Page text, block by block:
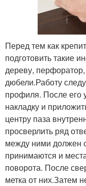
Перед тем как
подготовить такие
дереву, перфоратор,
дюбели.Работу
профиля. После его
накладку и
центру паза
просверлить ряд
между ними должен
принимаются и
поворота. После
метка от них.Затем